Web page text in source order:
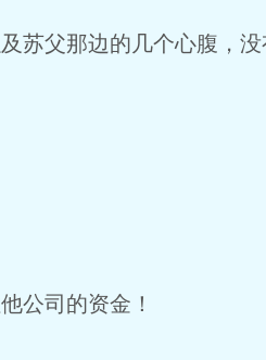
苏父那边的几个心腹，
公司的资金！